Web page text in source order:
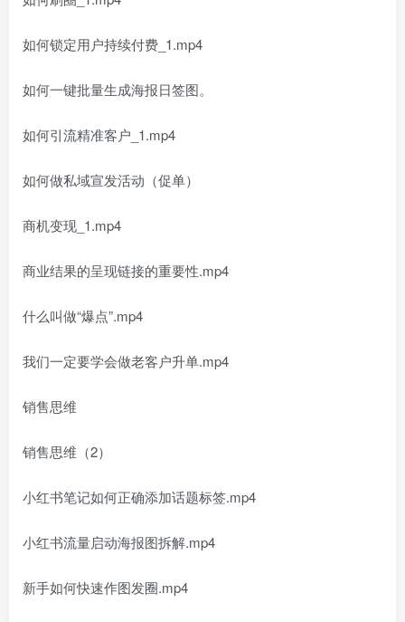
如何锁定用户持续付费_1.mp4
如何一键批量生成海报日签图。
如何引流精准客户_1.mp4
如何做私域宣发活动（促单）
商机变现_1.mp4
商业结果的呈现链接的重要性.mp4
什么叫做“爆点”.mp4
我们一定要学会做老客户升单.mp4
销售思维
销售思维（2）
小红书笔记如何正确添加话题标签.mp4
小红书流量启动海报图拆解.mp4
新手如何快速作图发圈.mp4